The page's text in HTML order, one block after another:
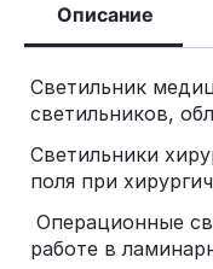
Описание
Светильник
светильников,
Светильники
поля при
Операционные
работе в